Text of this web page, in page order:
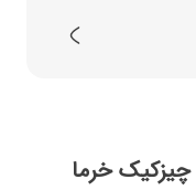
خرما